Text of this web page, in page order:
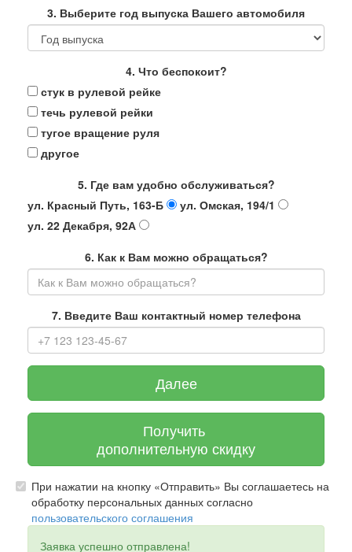
3. Выберите год выпуска Вашего автомобиля
4. Что беспокоит?
стук в рулевой рейке
течь рулевой рейки
тугое вращение руля
другое
5. Где вам удобно обслуживаться?
ул. Красный Путь, 163-Б
ул. Омская, 194/1
ул. 22 Декабря, 92А
6. Как к Вам можно обращаться?
7. Введите Ваш контактный номер телефона
Далее
Получить
дополнительную скидку
При нажатии на кнопку «Отправить» Вы соглашаетесь на
обработку персональных данных согласно
пользовательского соглашения
Заявка успешно отправлена!